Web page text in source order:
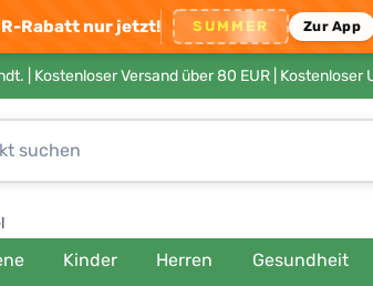
Rabatt nur jetzt! SUMMER Zur App
| Kostenloser Versand über 80 EUR |
Kinder Herren Gesundheit